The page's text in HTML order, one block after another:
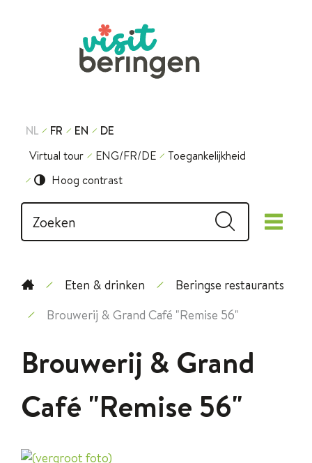
Visit
Beringen
NL FR EN
DE
Virtual tour
ENG/FR/DE
Toegankelijkheid
Hoog contrast
Waarmee
kunnen
we
helpen?
Zoeken
Eten & drinken
Beringse restaurants
Brouwerij & Grand Café "Remise 56"
Brouwerij & Grand
Café "Remise 56"